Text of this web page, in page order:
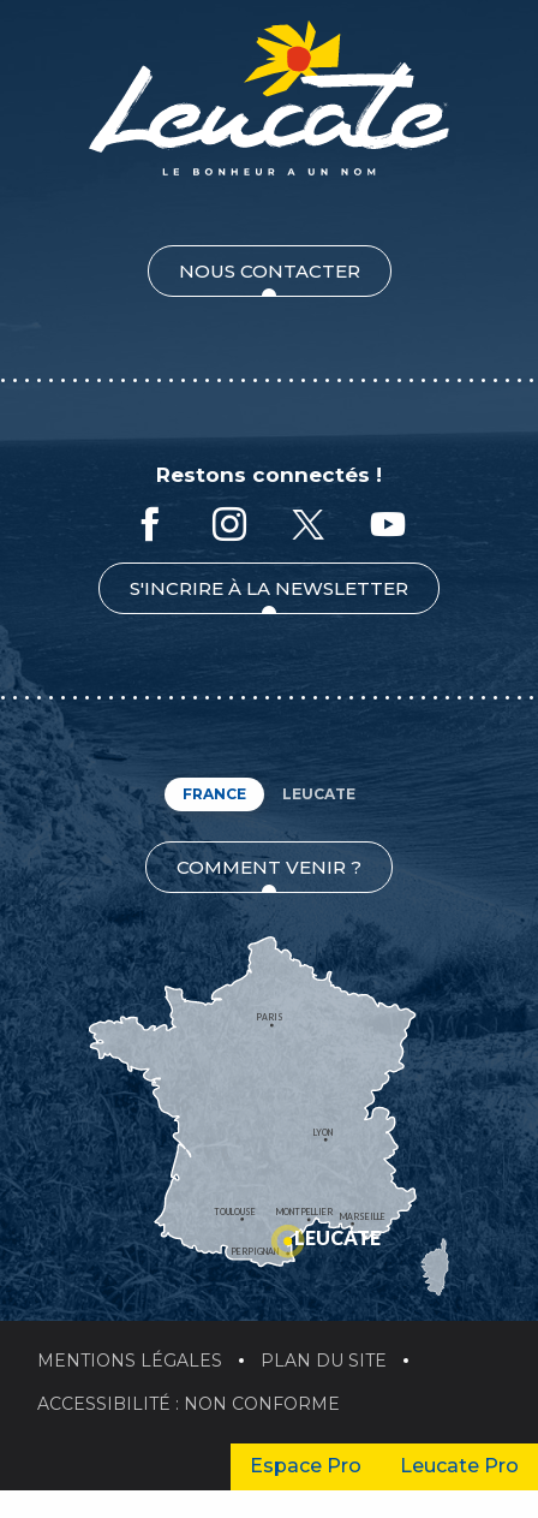
NOUS CONTACTER
Restons connectés !
S'INCRIRE À LA NEWSLETTER
FRANCE LEUCATE
COMMENT VENIR ?
MONTPELLIER
PERPIGNAN
MARSEILLE
TOULOUSE
LYON
PARIS
LEUCATE
MENTIONS LÉGALES PLAN DU SITE
ACCESSIBILITÉ : NON CONFORME
Espace Pro Leucate Pro